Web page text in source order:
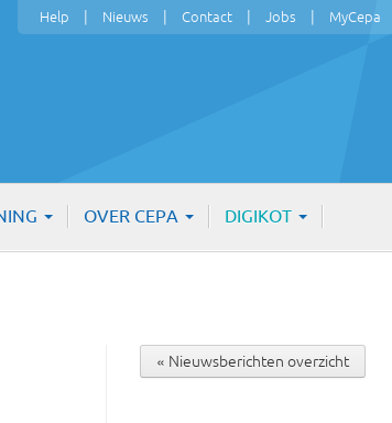
Help Nieuws Contact Jobs MyCepa
OVER CEPA DIGIKOT
« Nieuwsberichten overzicht